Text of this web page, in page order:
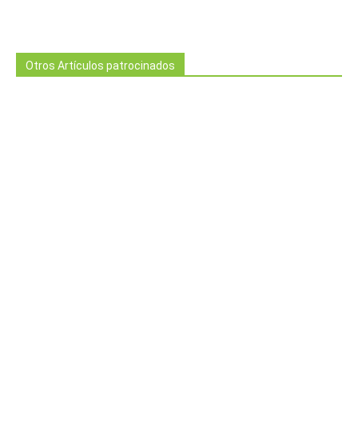
Otros Artículos patrocinados